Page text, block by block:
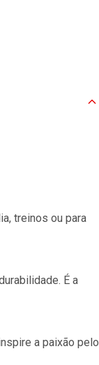
treinos ou para
É a
a paixão pelo